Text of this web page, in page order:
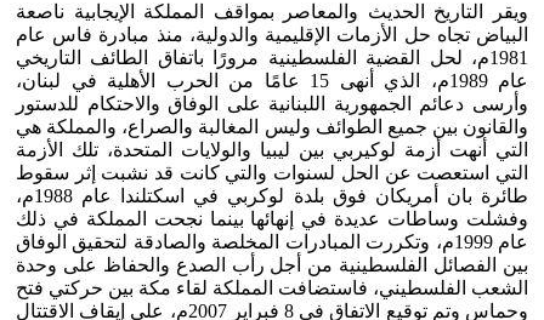
ويقر التاريخ الحديث والمعاصر بمواقف المملكة الإيجابية ناصعة
البياض تجاه حل الأزمات الإقليمية والدولية، منذ مبادرة فاس عام
1981م، لحل القضية الفلسطينية مرورًا باتفاق الطائف التاريخي
عام 1989م، الذي أنهى 15 عامًا من الحرب الأهلية في لبنان،
وأرسى دعائم الجمهورية اللبنانية على الوفاق والاحتكام للدستور
والقانون بين جميع الطوائف وليس المغالبة والصراع، والمملكة هي
التي أنهت أزمة لوكيربي بين ليبيا والولايات المتحدة، تلك الأزمة
التي استعصت عن الحل لسنوات والتي كانت قد نشبت إثر سقوط
طائرة بان أمريكان فوق بلدة لوكربي في اسكتلندا عام 1988م،
وفشلت وساطات عديدة في إنهائها بينما نجحت المملكة في ذلك
عام 1999م، وتكررت المبادرات المخلصة والصادقة لتحقيق الوفاق
بين الفصائل الفلسطينية من أجل رأب الصدع والحفاظ على وحدة
الشعب الفلسطيني، فاستضافت المملكة لقاء مكة بين حركتي فتح
وحماس وتم توقيع الاتفاق في 8 فبراير 2007م، على إيقاف الاقتتال